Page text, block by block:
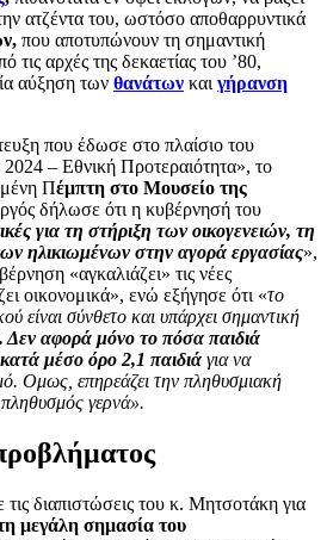
ατζέντα του, ωστόσο αποθαρρυντικά
που αποτυπώνουν τη σημαντική
τις αρχές της δεκαετίας του ’80,
αύξηση των θανάτων και γήρανση
που έδωσε στο πλαίσιο του
– Εθνική Προτεραιότητα», το
Πέμπτη στο Μουσείο της
δήλωσε ότι η κυβέρνησή του
για τη στήριξη των οικογενειών, τη
ηλικιωμένων στην αγορά εργασίας»,
«αγκαλιάζει» τις νέες
οικονομικά», ενώ εξήγησε ότι «το
είναι σύνθετο και υπάρχει σημαντική
. Δεν αφορά μόνο το πόσα παιδιά
μέσο όρο 2,1 παιδιά για να
Ομως, επηρεάζει την πληθυσμιακή
γερνά».
διαπιστώσεις του κ. Μητσοτάκη για
μεγάλη σημασία του